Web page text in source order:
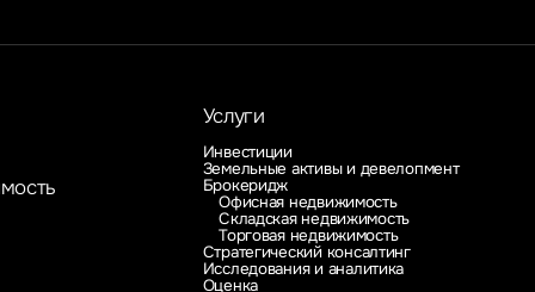
Услуги
Инвестиции
Земельные активы и девелопмент
Брокеридж
Офисная недвижимость
Складская недвижимость
Торговая недвижимость
Стратегический консалтинг
Исследования и аналитика
Оценка